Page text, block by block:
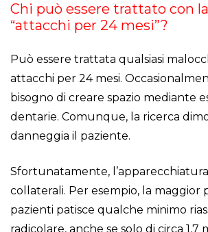
Chi può essere trattato con
“attacchi per 24 mesi”?
Può essere trattata qualsiasi
attacchi per 24 mesi.
bisogno di creare spazio mediante
dentarie. Comunque, la ricerca
danneggia il paziente.
Sfortunatamente,
collaterali. Per esempio, la maggior
pazienti patisce qualche minimo
radicolare, anche se solo di circa 1,7